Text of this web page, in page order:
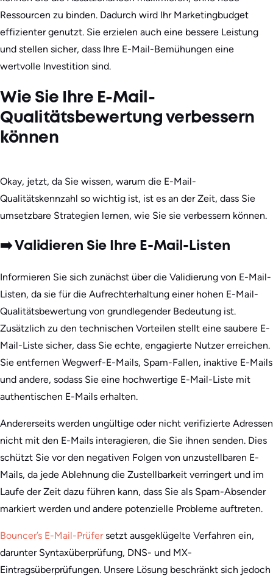
Ressourcen zu binden. Dadurch wird Ihr Marketingbudget
effizienter genutzt. Sie erzielen auch eine bessere Leistung
und stellen sicher, dass Ihre E-Mail-Bemühungen eine
wertvolle Investition sind.
Wie Sie Ihre E-Mail-
Qualitätsbewertung verbessern
können
Okay, jetzt, da Sie wissen, warum die E-Mail-
Qualitätskennzahl so wichtig ist, ist es an der Zeit, dass Sie
umsetzbare Strategien lernen, wie Sie sie verbessern können.
➡️ Validieren Sie Ihre E-Mail-Listen
Informieren Sie sich zunächst über die Validierung von E-Mail-
Listen, da sie für die Aufrechterhaltung einer hohen E-Mail-
Qualitätsbewertung von grundlegender Bedeutung ist.
Zusätzlich zu den technischen Vorteilen stellt eine saubere E-
Mail-Liste sicher, dass Sie echte, engagierte Nutzer erreichen.
Sie entfernen Wegwerf-E-Mails, Spam-Fallen, inaktive E-Mails
und andere, sodass Sie eine hochwertige E-Mail-Liste mit
authentischen E-Mails erhalten.
Andererseits werden ungültige oder nicht verifizierte Adressen
nicht mit den E-Mails interagieren, die Sie ihnen senden. Dies
schützt Sie vor den negativen Folgen von unzustellbaren E-
Mails, da jede Ablehnung die Zustellbarkeit verringert und im
Laufe der Zeit dazu führen kann, dass Sie als Spam-Absender
markiert werden und andere potenzielle Probleme auftreten.
Bouncer’s E-Mail-Prüfersetzt ausgeklügelte Verfahren ein,
darunter Syntaxüberprüfung, DNS- und MX-
Eintragsüberprüfungen. Unsere Lösung beschränkt sich jedoch